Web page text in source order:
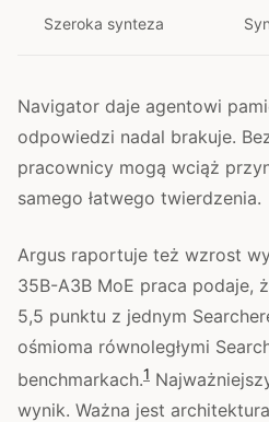
Szeroka synteza
Navigator daje agentowi
odpowiedzi nadal brakuje.
pracownicy mogą wciąż
samego łatwego twierdzenia.
Argus raportuje też wzrost
35B-A3B MoE praca podaje,
5,5 punktu z jednym
ośmioma równoległymi
benchmarkach.1
wynik. Ważna jest